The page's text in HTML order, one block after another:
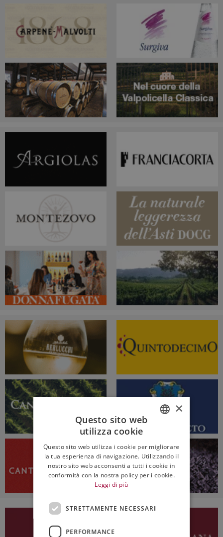
ENGLISH
×
Questo sito web
utilizza cookie
Questo sito web utilizza i cookie per migliorare
la tua esperienza di navigazione. Utilizzando il
nostro sito web acconsenti a tutti i cookie in
conformità con la nostra policy per i cookie.
Leggi di più
STRETTAMENTE NECESSARI
PERFORMANCE